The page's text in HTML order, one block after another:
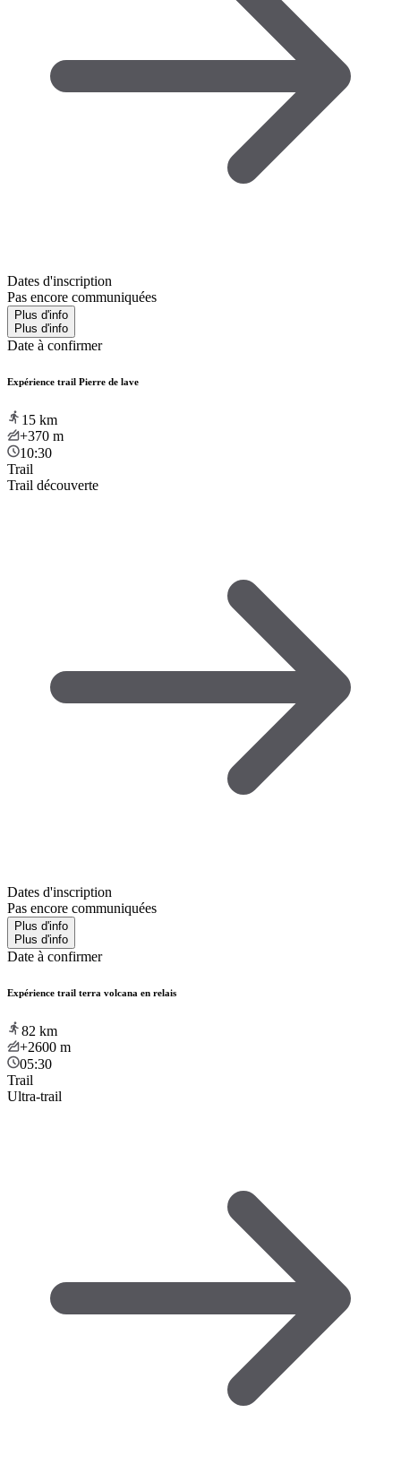
Dates d'inscription
Pas encore communiquées
Plus d'info
Plus d'info
Date à confirmer
Expérience trail Pierre de lave
15 km
+370 m
10:30
Trail
Trail découverte
Dates d'inscription
Pas encore communiquées
Plus d'info
Plus d'info
Date à confirmer
Expérience trail terra volcana en relais
82 km
+2600 m
05:30
Trail
Ultra-trail